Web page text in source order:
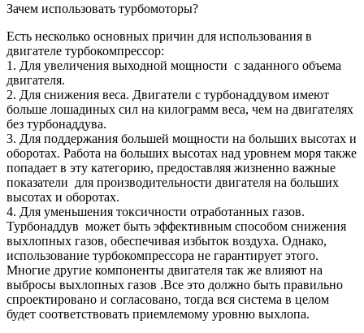
Зачем использовать турбомоторы?
Есть несколько основных причин для использования в
двигателе турбокомпрессор:
1. Для увеличения выходной мощности с заданного объема
двигателя.
2. Для снижения веса. Двигатели с турбонаддувом имеют
больше лошадиных сил на килограмм веса, чем на двигателях
без турбонаддува.
3. Для поддержания большей мощности на больших высотах и
оборотах. Работа на больших высотах над уровнем моря также
попадает в эту категорию, предоставляя жизненно важные
показатели для производительности двигателя на больших
высотах и оборотах.
4. Для уменьшения токсичности отработанных газов.
Турбонаддув может быть эффективным способом снижения
выхлопных газов, обеспечивая избыток воздуха. Однако,
использование турбокомпрессора не гарантирует этого.
Многие другие компоненты двигателя так же влияют на
выбросы выхлопных газов .Все это должно быть правильно
спроектировано и согласовано, тогда вся система в целом
будет соответствовать приемлемому уровню выхлопа.